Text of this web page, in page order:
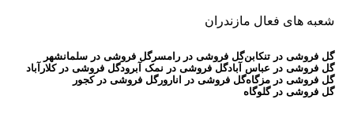
شعبه های فعال مازندران
گل فروشی در تنکابنگل فروشی در رامسرگل فروشی در سلمانشهر
گل فروشی در عباس آبادگل فروشی در نمک آبرودگل فروشی در کلارآباد
گل فروشی در مزگاهگل فروشی در انارورگل فروشی در کجور
گل فروشی در گلوگاه